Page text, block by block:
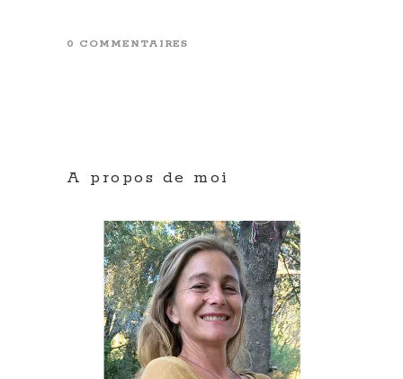
0 COMMENTAIRES
A propos de moi